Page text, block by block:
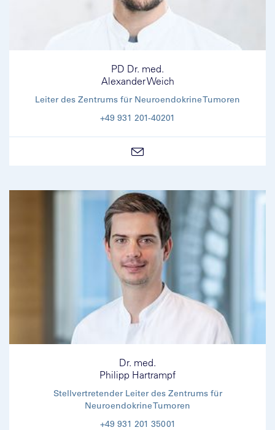
PD Dr. med.
Alexander Weich
Leiter des Zentrums für Neuroendokrine Tumoren
+49 931 201-40201
Dr. med.
Philipp Hartrampf
Stellvertretender Leiter des Zentrums für
Neuroendokrine Tumoren
+49 931 201 35001